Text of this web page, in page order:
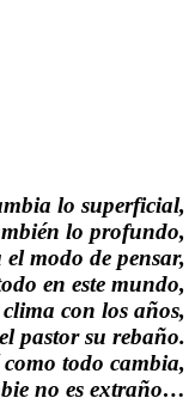
lo superficial,
lo profundo,
el modo de pensar,
en este mundo,
con los años,
pastor su rebaño.
como todo cambia,
no es extraño…